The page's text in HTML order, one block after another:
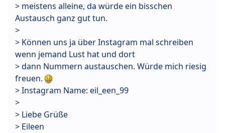
> meistens alleine, da würde ein bisschen
Austausch ganz gut tun.
>
> Können uns ja über Instagram mal schreiben
wenn jemand Lust hat und dort
> dann Nummern austauschen. Würde mich riesig
freuen.
> Instagram Name: eil_een_99
>
> Liebe Grüße
> Eileen